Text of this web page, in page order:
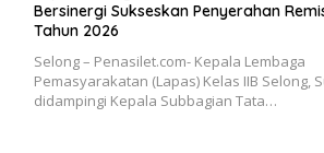
Bersinergi Sukseskan Penyerahan
Tahun 2026
Selong – Penasilet.com- Kepala Lembaga
Pemasyarakatan (Lapas) Kelas IIB Selong,
didampingi Kepala Subbagian Tata…